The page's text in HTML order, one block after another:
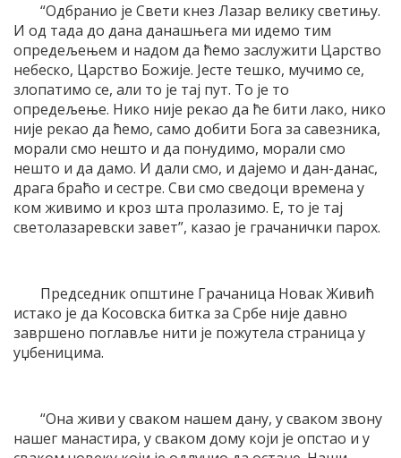
“Одбранио је Свети кнез Лазар велику светињу.
И од тада до дана данашњега ми идемо тим
опредељењем и надом да ћемо заслужити Царство
небеско, Царство Божије. Јесте тешко, мучимо се,
злопатимо се, али то је тај пут. То је то
опредељење. Нико није рекао да ће бити лако, нико
није рекао да ћемо, само добити Бога за савезника,
морали смо нешто и да понудимо, морали смо
нешто и да дамо. И дали смо, и дајемо и дан-данас,
драга браћо и сестре. Сви смо сведоци времена у
ком живимо и кроз шта пролазимо. Е, то је тај
светолазаревски завет”, казао је грачанички парох.
Председник општине Грачаница Новак Живић
истако је да Косовска битка за Србе није давно
завршено поглавље нити је пожутела страница у
уџбеницима.
“Она живи у сваком нашем дану, у сваком звону
нашег манастира, у сваком дому који је опстао и у